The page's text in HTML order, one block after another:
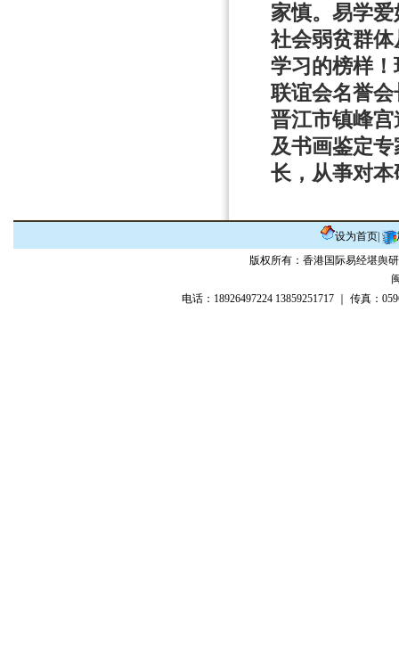
家慎。易学
社会弱贫群
学习的榜样
联谊会名誉
晋江市镇峰
及书画鉴定
长，从亊对
设为首页|
版权所有：香港国际易经堪舆
电话：18926497224 13859251717 ｜ 传真：